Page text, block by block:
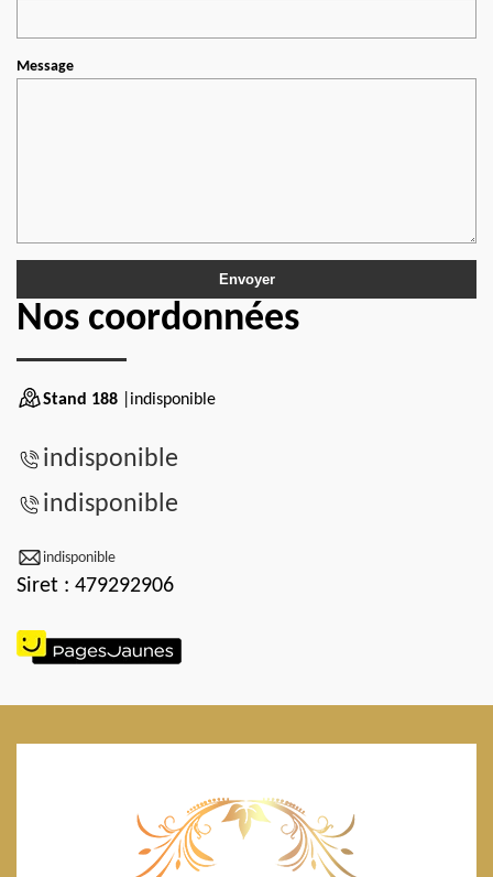
Message
Nos coordonnées
Stand 188 |indisponible
indisponible
indisponible
indisponible
Siret : 479292906